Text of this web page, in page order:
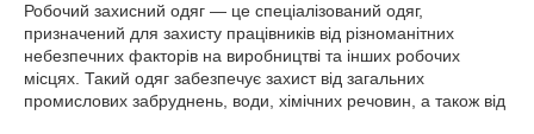
Робочий захисний одяг — це спеціалізований одяг,
призначений для захисту працівників від різноманітних
небезпечних факторів на виробництві та інших робочих
місцях. Такий одяг забезпечує захист від загальних
промислових забруднень, води, хімічних речовин, а також від